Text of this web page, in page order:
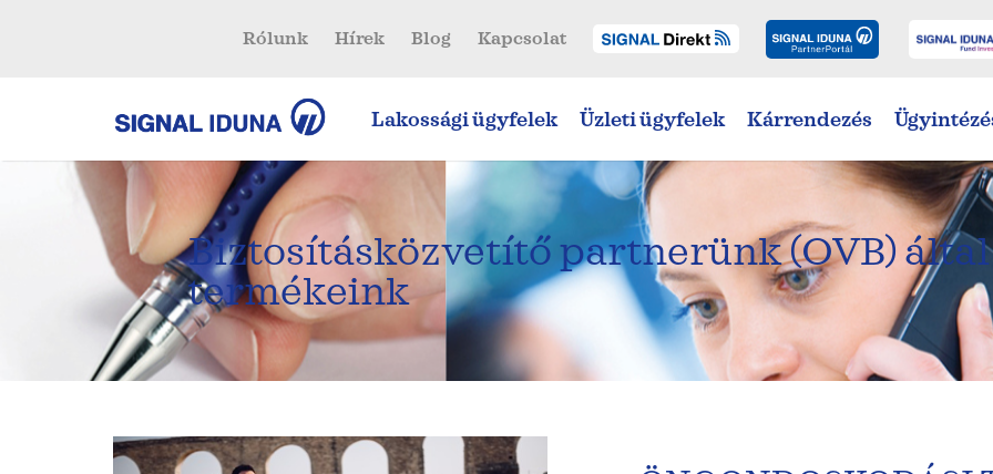
Rólunk Hírek Blog Kapcsolat
Lakossági ügyfelek Üzleti ügyfelek Kárrendezés
Biztosításközvetítő partnerünk (OVB)
termékeink